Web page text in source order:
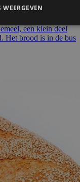
een klein deel
Het brood is in de bus